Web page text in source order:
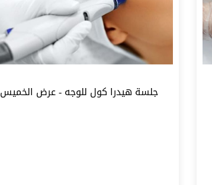
جلسة هيدرا كول للوجه - عرض الخميس